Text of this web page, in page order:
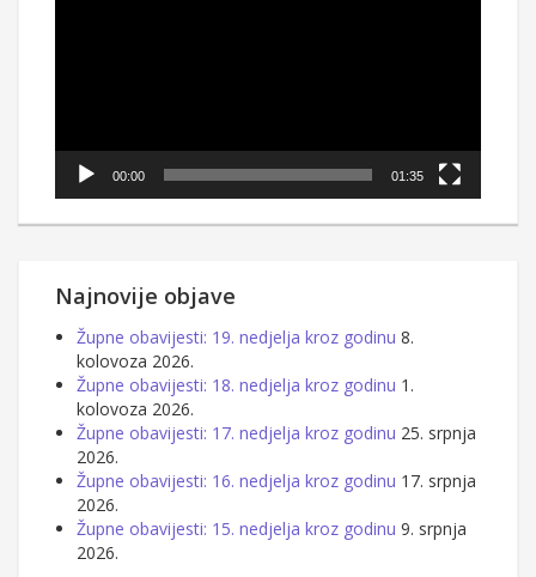
00:00 01:35
Najnovije objave
Župne obavijesti: 19. nedjelja kroz godinu 8.
kolovoza 2026.
Župne obavijesti: 18. nedjelja kroz godinu 1.
kolovoza 2026.
Župne obavijesti: 17. nedjelja kroz godinu 25. srpnja
2026.
Župne obavijesti: 16. nedjelja kroz godinu 17. srpnja
2026.
Župne obavijesti: 15. nedjelja kroz godinu 9. srpnja
2026.